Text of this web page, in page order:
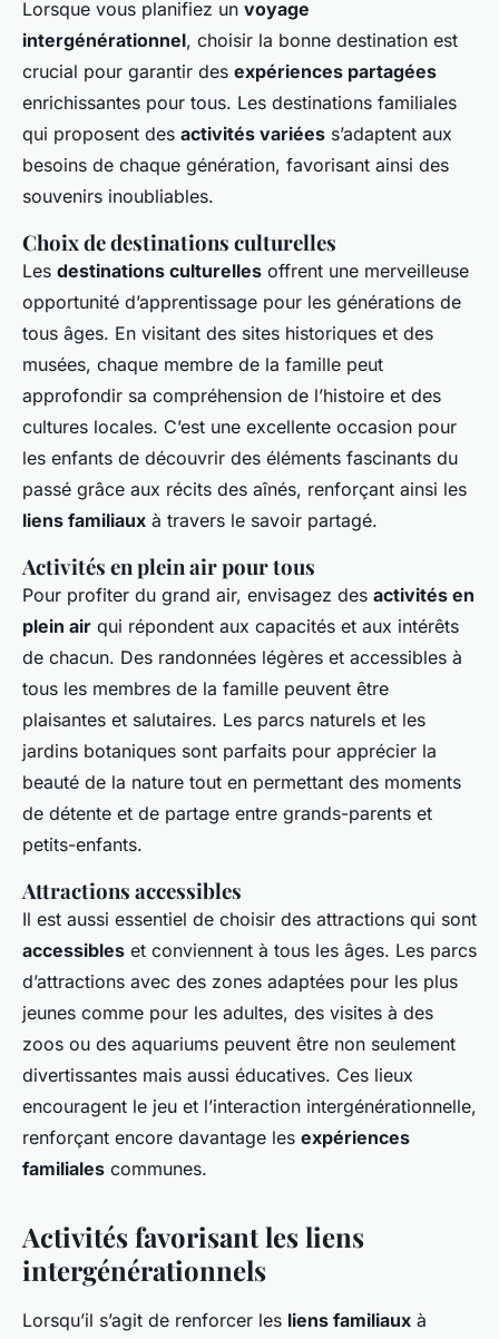
Lorsque vous planifiez un voyage
intergénérationnel, choisir la bonne destination est
crucial pour garantir des expériences partagées
enrichissantes pour tous. Les destinations familiales
qui proposent des activités variées s’adaptent aux
besoins de chaque génération, favorisant ainsi des
souvenirs inoubliables.
Choix de destinations culturelles
Les destinations culturelles offrent une merveilleuse
opportunité d’apprentissage pour les générations de
tous âges. En visitant des sites historiques et des
musées, chaque membre de la famille peut
approfondir sa compréhension de l’histoire et des
cultures locales. C’est une excellente occasion pour
les enfants de découvrir des éléments fascinants du
passé grâce aux récits des aînés, renforçant ainsi les
liens familiaux à travers le savoir partagé.
Activités en plein air pour tous
Pour profiter du grand air, envisagez des activités en
plein air qui répondent aux capacités et aux intérêts
de chacun. Des randonnées légères et accessibles à
tous les membres de la famille peuvent être
plaisantes et salutaires. Les parcs naturels et les
jardins botaniques sont parfaits pour apprécier la
beauté de la nature tout en permettant des moments
de détente et de partage entre grands-parents et
petits-enfants.
Attractions accessibles
Il est aussi essentiel de choisir des attractions qui sont
accessibles et conviennent à tous les âges. Les parcs
d’attractions avec des zones adaptées pour les plus
jeunes comme pour les adultes, des visites à des
zoos ou des aquariums peuvent être non seulement
divertissantes mais aussi éducatives. Ces lieux
encouragent le jeu et l’interaction intergénérationnelle,
renforçant encore davantage les expériences
familiales communes.
Activités favorisant les liens
intergénérationnels
Lorsqu’il s’agit de renforcer les liens familiaux à